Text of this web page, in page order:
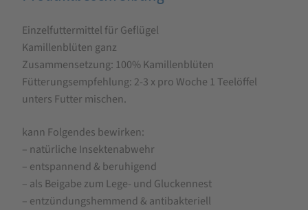
StaWa
Kamillenblüten
ganz
für
und
Wachteln
Einzelfuttermittel für Geflügel
Kamillenblüten ganz
Zusammensetzung: 100% Kamillenblüten
Fütterungsempfehlung: 2-3 x pro Woche 1 Teelöffel
unters Futter mischen.
kann Folgendes bewirken:
– natürliche Insektenabwehr
– entspannend & beruhigend
– als Beigabe zum Lege- und Gluckennest
– entzündungshemmend & antibakteriell